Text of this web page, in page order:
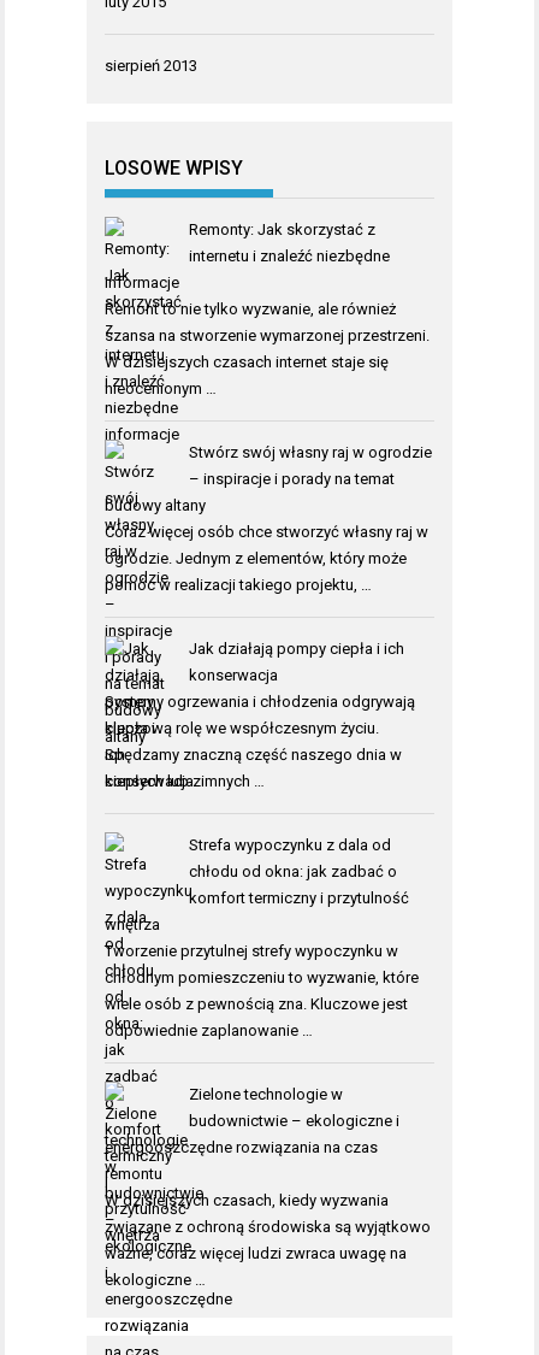
sierpień 2013
LOSOWE WPISY
Remonty: Jak skorzystać z
internetu i znaleźć niezbędne
informacje
Remont to nie tylko wyzwanie, ale również
szansa na stworzenie wymarzonej przestrzeni.
W dzisiejszych czasach internet staje się
nieocenionym …
Stwórz swój własny raj w ogrodzie
– inspiracje i porady na temat
budowy altany
Coraz więcej osób chce stworzyć własny raj w
ogrodzie. Jednym z elementów, który może
pomóc w realizacji takiego projektu, …
Jak działają pompy ciepła i ich
konserwacja
Systemy ogrzewania i chłodzenia odgrywają
kluczową rolę we współczesnym życiu.
Spędzamy znaczną część naszego dnia w
ciepłych lub zimnych …
Strefa wypoczynku z dala od
chłodu od okna: jak zadbać o
komfort termiczny i przytulność
wnętrza
Tworzenie przytulnej strefy wypoczynku w
chłodnym pomieszczeniu to wyzwanie, które
wiele osób z pewnością zna. Kluczowe jest
odpowiednie zaplanowanie …
Zielone technologie w
budownictwie – ekologiczne i
energooszczędne rozwiązania na czas
remontu
W dzisiejszych czasach, kiedy wyzwania
związane z ochroną środowiska są wyjątkowo
ważne, coraz więcej ludzi zwraca uwagę na
ekologiczne …